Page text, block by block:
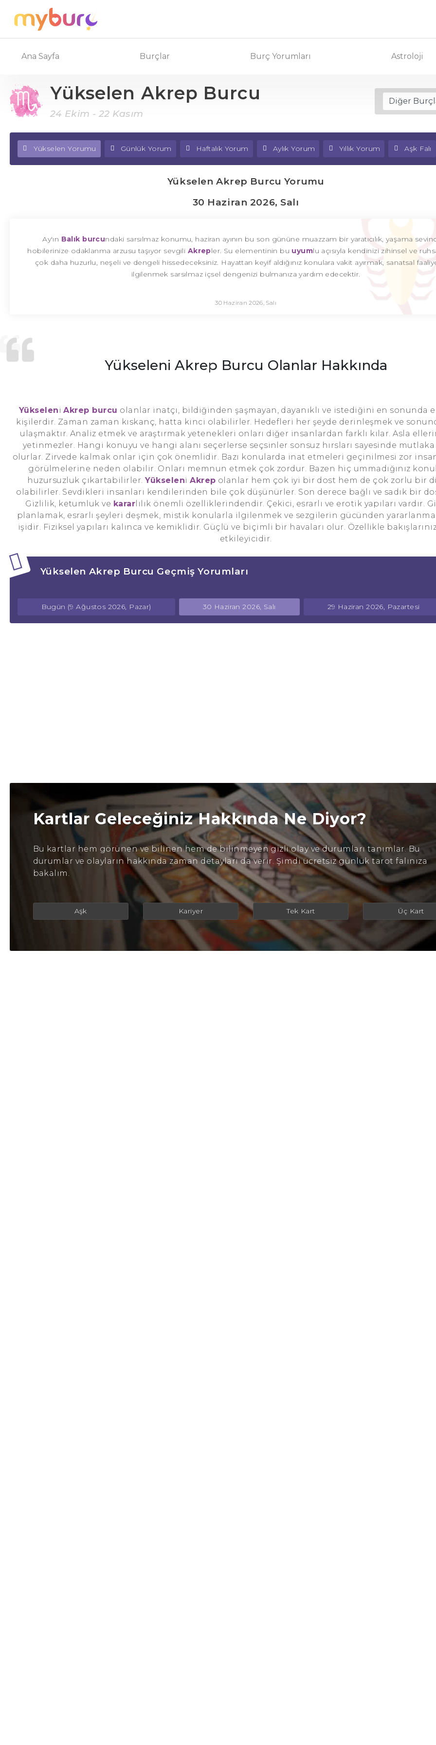
Ana Sayfa Burçlar Burç Yorumları Astroloji
Yükselen Akrep Burcu
24 Ekim - 22 Kasım
Yükselen Yorumu Günlük Yorum Haftalık Yorum Aylık Yorum Yıllık Yorum Aşk Falı
Yükselen Akrep Burcu Yorumu
30 Haziran 2026, Salı
Ay'ın Balık burcundaki sarsılmaz konumu, haziran ayının bu son gününe muazzam bir yaratıcılık, yaşama
hobilerinize odaklanma arzusu taşıyor sevgili Akrepler. Su elementinin bu uyumlu açısıyla kendinizi zihinsel ve
çok daha huzurlu, neşeli ve dengeli hissedeceksiniz. Hayattan keyif aldığınız konulara vakit ayırmak, sanatsal
ilgilenmek sarsılmaz içsel dengenizi bulmanıza yardım edecektir.
30 Haziran 2026, Salı
Yükseleni Akrep Burcu Olanlar Hakkında
YükseleniAkrep burcu olanlar inatçı, bildiğinden şaşmayan, dayanıklı ve istediğini en sonunda
kişilerdir. Zaman zaman kıskanç, hatta kinci olabilirler. Hedefleri her şeyde derinleşmek ve
ulaşmaktır. Analiz etmek ve araştırmak yetenekleri onları diğer insanlardan farklı kılar. Asla
yetinmezler. Hangi konuyu ve hangi alanı seçerlerse seçsinler sonsuz hırsları sayesinde mutlaka
olurlar. Zirvede kalmak onlar için çok önemlidir. Bazı konularda inat etmeleri geçinilmesi zor
görülmelerine neden olabilir. Onları memnun etmek çok zordur. Bazen hiç ummadığınız
huzursuzluk çıkartabilirler.YükseleniAkrep olanlar hem çok iyi bir dost hem de çok zorlu bir
olabilirler. Sevdikleri insanları kendilerinden bile çok düşünürler. Son derece bağlı ve sadık bir
Gizlilik, ketumluk ve karar lılık önemli özelliklerindendir. Çekici, esrarlı ve erotik yapıları vardır.
planlamak, esrarlı şeyleri deşmek, mistik konularla ilgilenmek ve sezgilerin gücünden
işidir. Fiziksel yapıları kalınca ve kemiklidir. Güçlü ve biçimli bir havaları olur. Özellikle
etkileyicidir.
Yükselen Akrep Burcu Geçmiş Yorumları
Bugün (9 Ağustos 2026, Pazar) 30 Haziran 2026, Salı 29 Haziran 2026, Pazartesi
Kartlar Geleceğiniz Hakkında Ne Diyor?
Bu kartlar hem görünen ve bilinen hem de bilinmeyen gizli olay ve durumları tanımlar. Bu
durumlar ve olayların hakkında zaman detayları da verir. Şimdi ücretsiz günlük tarot falınıza
bakalım.
Aşk Kariyer Tek Kart Üç Kart